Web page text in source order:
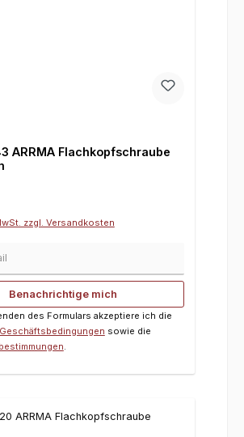
ARRMA Flachkopfschraube
zzgl. Versandkosten
Benachrichtige mich
des Formulars akzeptiere ich die
sowie die